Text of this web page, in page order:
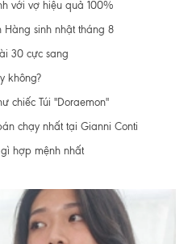
với vợ hiệu quả 100%
sinh nhật tháng 8
30 cực sang
không?
chiếc Túi "Doraemon"
chạy nhất tại Gianni Conti
hợp mệnh nhất